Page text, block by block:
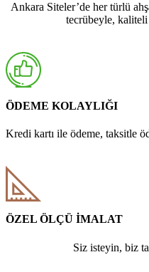
Ankara Siteler’de her türlü
tecrübeyle,
ÖDEME KOLAYLIĞI
Kredi kartı ile ödeme, taksitle
ÖZEL ÖLÇÜ İMALAT
Siz isteyin, biz